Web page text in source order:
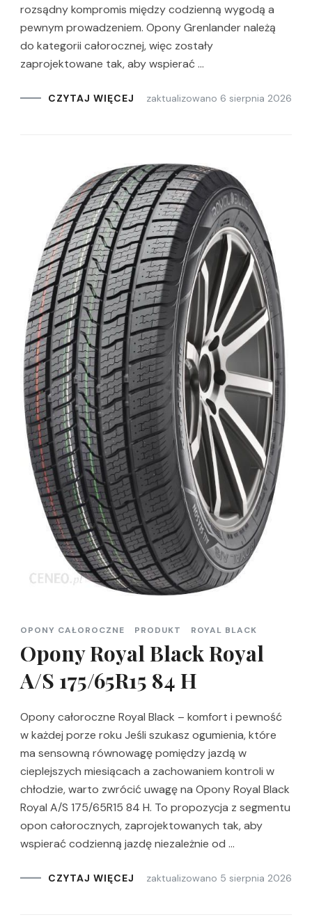
rozsądny kompromis między codzienną wygodą a
pewnym prowadzeniem. Opony Grenlander należą
do kategorii całorocznej, więc zostały
zaprojektowane tak, aby wspierać …
CZYTAJ WIĘCEJ zaktualizowano 6 sierpnia 2026
OPONY CAŁOROCZNE PRODUKT ROYAL BLACK
Opony Royal Black Royal
A/S 175/65R15 84 H
Opony całoroczne Royal Black – komfort i pewność
w każdej porze roku Jeśli szukasz ogumienia, które
ma sensowną równowagę pomiędzy jazdą w
cieplejszych miesiącach a zachowaniem kontroli w
chłodzie, warto zwrócić uwagę na Opony Royal Black
Royal A/S 175/65R15 84 H. To propozycja z segmentu
opon całorocznych, zaprojektowanych tak, aby
wspierać codzienną jazdę niezależnie od …
CZYTAJ WIĘCEJ zaktualizowano 5 sierpnia 2026